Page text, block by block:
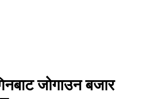
जोगाउन बजार